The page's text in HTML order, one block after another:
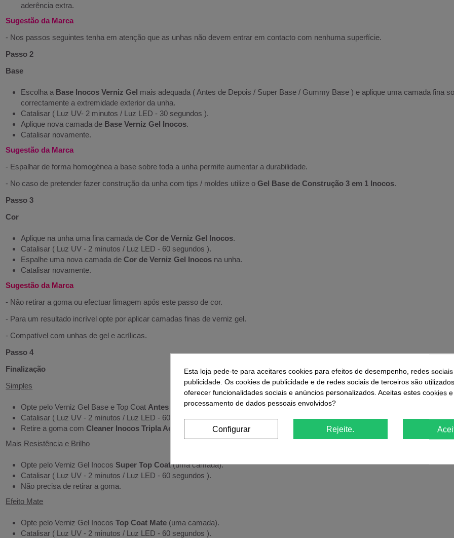
aderência extra.
Sugestão da Marca
- Nos passos seguintes tenha em atenção que as unhas não devem entrar em contacto com nenhuma superfície.
Passo 2
Base
Escolha a Base Inocos Verniz Gel mais adequada ( Antes de Depois / Super Base / Gummy Base ) e aplique uma camada fina
correctamente a extremidade exterior da unha.
Catalisar ( Luz UV- 2 minutos / Luz LED - 30 segundos ).
Aplique nova camada de Base Verniz Gel Inocos.
Catalisar novamente.
Sugestão da Marca
- Espalhar de forma homogénea a base sobre toda a unha permite aumentar a durabilidade.
- No caso de pretender fazer construção da unha com tips / moldes utilize oGel Base de Construção 3 em 1 Inocos.
Passo 3
Cor
Aplique na unha uma fina camada deCor de Verniz Gel Inocos.
Catalisar ( Luz UV - 2 minutos / Luz LED - 60 segundos ).
Espalhe uma nova camada deCor de Verniz Gel Inocos na unha.
Catalisar novamente.
Sugestão da Marca
- Não retirar a goma ou efectuar limagem após este passo de cor.
- Para um resultado incrível opte por aplicar camadas finas de verniz gel.
- Compatível com unhas de gel e acrílicas.
Passo 4
Finalização
Simples
Opte pelo Verniz Gel Base e Top Coat Antes e Depois Inocos(uma camada).
Catalisar ( Luz UV - 2 minutos / Luz LED - 60 segundos ).
Retire a goma comCleaner Inocos Tripla Ação
Mais Resistência e Brilho
Opte pelo Verniz Gel InocosSuper Top Coat(uma camada).
Catalisar ( Luz UV - 2 minutos / Luz LED - 60 segundos ).
Não precisa de retirar a goma.
Efeito Mate
Opte pelo Verniz Gel InocosTop Coat Mate (uma camada).
Catalisar ( Luz UV - 2 minutos / Luz LED - 60 segundos ).
Esta loja pede-te para aceitares cookies para efeitos de desempenho, redes
publicidade. Os cookies de publicidade e de redes sociais de terceiros são
oferecer funcionalidades sociais e anúncios personalizados. Aceitas estes cookies
processamento de dados pessoais envolvidos?
Configurar Rejeite.